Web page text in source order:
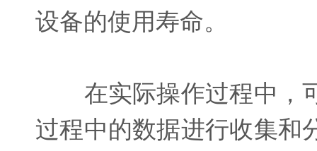
设备的使用寿命。
在实际操作过程中，可
过程中的数据进行收集和